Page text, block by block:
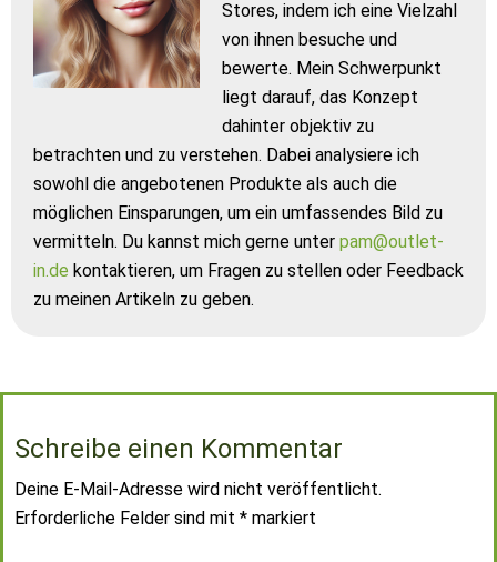
Stores, indem ich eine Vielzahl
von ihnen besuche und
bewerte. Mein Schwerpunkt
liegt darauf, das Konzept
dahinter objektiv zu
betrachten und zu verstehen. Dabei analysiere ich
sowohl die angebotenen Produkte als auch die
möglichen Einsparungen, um ein umfassendes Bild zu
vermitteln. Du kannst mich gerne unter pam@outlet-
in.de kontaktieren, um Fragen zu stellen oder Feedback
zu meinen Artikeln zu geben.
Schreibe einen Kommentar
Deine E-Mail-Adresse wird nicht veröffentlicht.
Erforderliche Felder sind mit * markiert